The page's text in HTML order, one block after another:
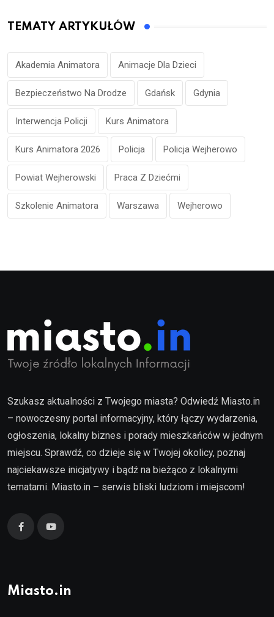
TEMATY ARTYKUŁÓW
Akademia Animatora Animacje Dla Dzieci
Bezpieczeństwo Na Drodze Gdańsk Gdynia
Interwencja Policji Kurs Animatora
Kurs Animatora 2026 Policja Policja Wejherowo
Powiat Wejherowski Praca Z Dziećmi
Szkolenie Animatora Warszawa Wejherowo
Szukasz aktualności z Twojego miasta? Odwiedź Miasto.in
– nowoczesny portal informacyjny, który łączy wydarzenia,
ogłoszenia, lokalny biznes i porady mieszkańców w jednym
miejscu. Sprawdź, co dzieje się w Twojej okolicy, poznaj
najciekawsze inicjatywy i bądź na bieżąco z lokalnymi
tematami. Miasto.in – serwis bliski ludziom i miejscom!
Miasto.in